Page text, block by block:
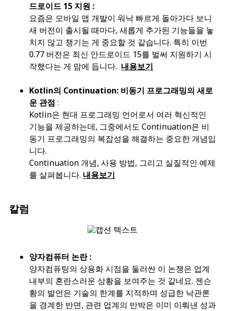
드로이드 15 지원 :
요즘은 모바일 앱 개발이 워낙 빠르게 돌아가다 보니
새 버전이 출시될 때마다, 새롭게 추가된 기능들을 놓
치지 않고 챙기는 게 중요할 것 같습니다. 특히 이번
0.77 버전은 최신 안드로이드 15를 벌써 지원하기 시
작했다는 게 맘에 듭니다. 내용보기
Kotlin의 Continuation: 비동기 프로그래밍의 새로
운 관점 :
Kotlin은 현대 프로그래밍 언어로서 여러 혁신적인
기능을 제공하는데, 그중에서도 Continuation은 비
동기 프로그래밍의 복잡성을 해결하는 중요한 개념입
니다.
Continuation 개념, 사용 방법, 그리고 실질적인 예제
를 살펴봅니다. 내용보기
칼럼
양자컴퓨터 논란 :
양자컴퓨팅의 상용화 시점을 둘러싼 이 논쟁은 업계
내부의 혼란스러운 상황을 보여주는 것 같네요. 젠슨
황의 발언은 기술의 한계를 지적하며 성급한 낙관론
을 경계한 반면, 관련 업계의 반박은 이미 이뤄낸 성과